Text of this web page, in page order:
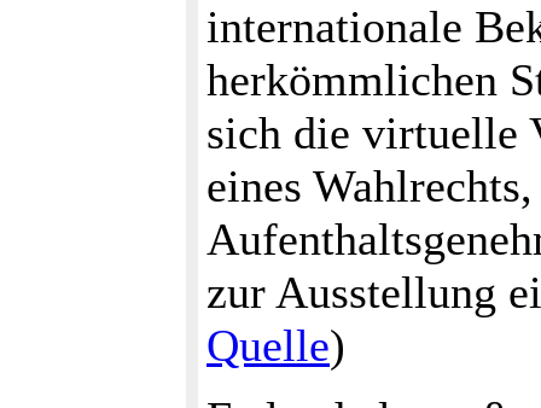
internationale
herkömmlichen
sich die virtuelle
eines
zur Ausstellung
Quelle)